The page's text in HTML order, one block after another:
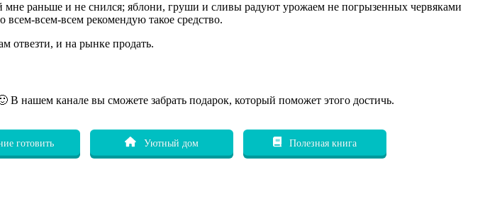
раньше и не снился; яблони, груши и сливы радуют урожаем не погрызенных червяками
всем-всем рекомендую такое средство.
отвезти, и на рынке продать.
нашем канале вы сможете забрать подарок, который поможет этого достичь.
готовить Уютный дом Полезная книга